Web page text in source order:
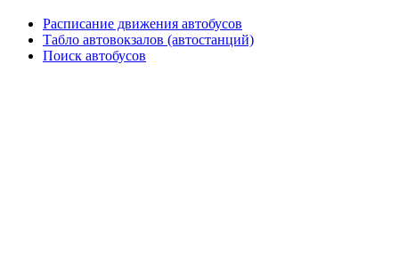
Расписание движения автобусов
Табло автовокзалов (автостанций)
Поиск автобусов